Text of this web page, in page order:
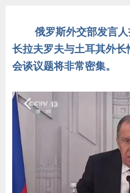
俄罗斯外交部发言
长拉夫罗夫与土耳其外
会谈议题将非常密集。